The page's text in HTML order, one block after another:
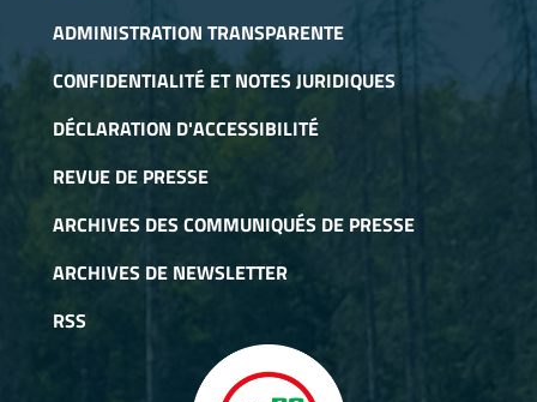
ADMINISTRATION TRANSPARENTE
CONFIDENTIALITÉ ET NOTES JURIDIQUES
DÉCLARATION D'ACCESSIBILITÉ
REVUE DE PRESSE
ARCHIVES DES COMMUNIQUÉS DE PRESSE
ARCHIVES DE NEWSLETTER
RSS